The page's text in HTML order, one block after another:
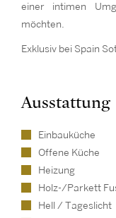
einer intimen
möchten.
Exklusiv bei Spain
Ausstattung
Einbauküche
Offene Küche
Heizung
Holz-/Parkett
Hell / Tageslicht